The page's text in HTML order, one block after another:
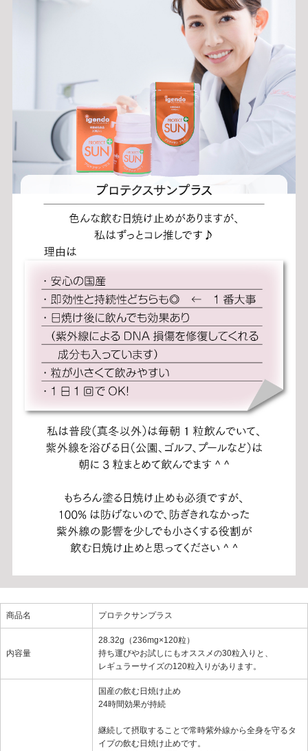
商品名 プロテクサンプラス
内容量
28.32g（236mg×120粒）
持ち運びやお試しにもオススメの30粒入りと、
レギュラーサイズの120粒入りがあります。
国産の飲む日焼け止め
24時間効果が持続
継続して摂取することで常時紫外線から全身を守るタ
イプの飲む日焼け止めです。